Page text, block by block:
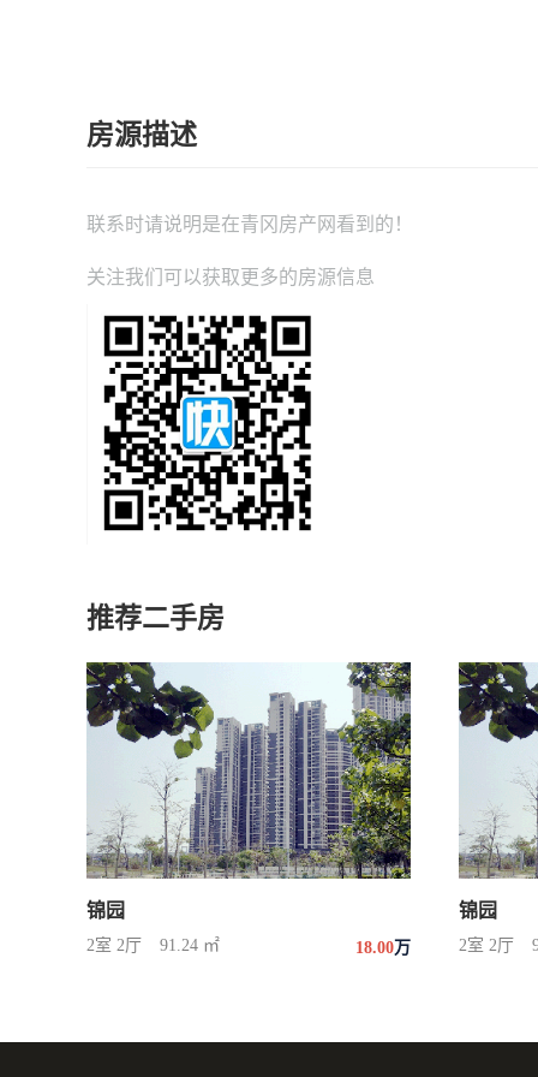
房源描述
联系时请说明是在青冈房产网 看到的！
关注我们可以获取更多的房源信息
推荐二手房
锦园
2室 2厅 91.24 ㎡ 18.00万
锦园
2室 2厅